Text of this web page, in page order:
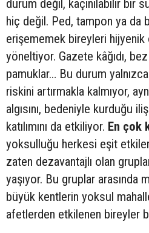
durum değil, kaçınılabilir bir
hiç değil. Ped, tampon ya da
erişememek bireyleri
yöneltiyor. Gazete kâğıdı,
pamuklar… Bu durum
riskini artırmakla kalmıyor,
algısını, bedeniyle kurduğu
katılımını da etkiliyor. En çok
yoksulluğu herkesi eşit
zaten dezavantajlı olan
yaşıyor. Bu gruplar arasında
büyük kentlerin yoksul
afetlerden etkilenen bireyler